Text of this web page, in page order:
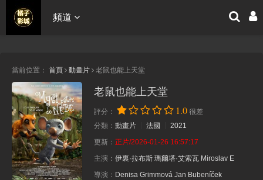
頻道
當前位置： 首頁 動畫片 老鼠也能上天堂
老鼠也能上天堂
評分： 1.0 很差
分類： 動畫片 法國
2021
更新： 正片/2026-01-26 16:57:17
主演： 伊裏·拉布斯 瑪爾塔·艾索瓦 Miroslav E
導演： Denisa Grimmová Jan Bubeníček